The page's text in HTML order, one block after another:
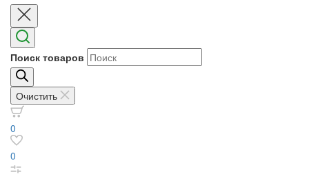
Поиск товаров
Очистить
0
0